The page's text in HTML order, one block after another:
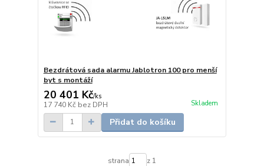
Bezdrátová sada alarmu Jablotron 100 pro menší
byt s montáží
20 401 Kč/ks
17 740 Kč bez DPH Skladem
Přidat do košíku
strana z 1